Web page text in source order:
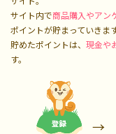
サイト内で商品購入やアン
ポイントが貯まっていきます
貯めたポイントは、 現金や
す。